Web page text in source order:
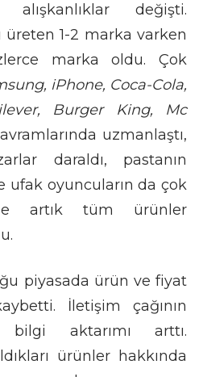
değişti.
1-2 marka varken
marka oldu. Çok
iPhone, Coca-Cola,
Burger King, Mc
uzmanlaştı,
daraldı, pastanın
ufak oyuncuların da çok
artık tüm ürünler
piyasada ürün ve fiyat
İletişim çağının
aktarımı arttı.
ürünler hakkında